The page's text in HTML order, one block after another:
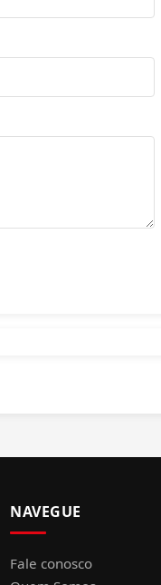
NAVEGUE
Fale conosco